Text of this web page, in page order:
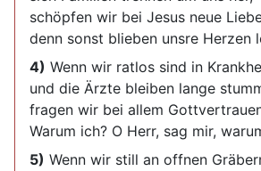
schöpfen wir bei Jesus neue
denn sonst blieben unsre Herzen
4) Wenn wir ratlos sind in
und die Ärzte bleiben lange
fragen wir bei allem
Warum ich? O Herr, sag mir,
5) Wenn wir still an offnen